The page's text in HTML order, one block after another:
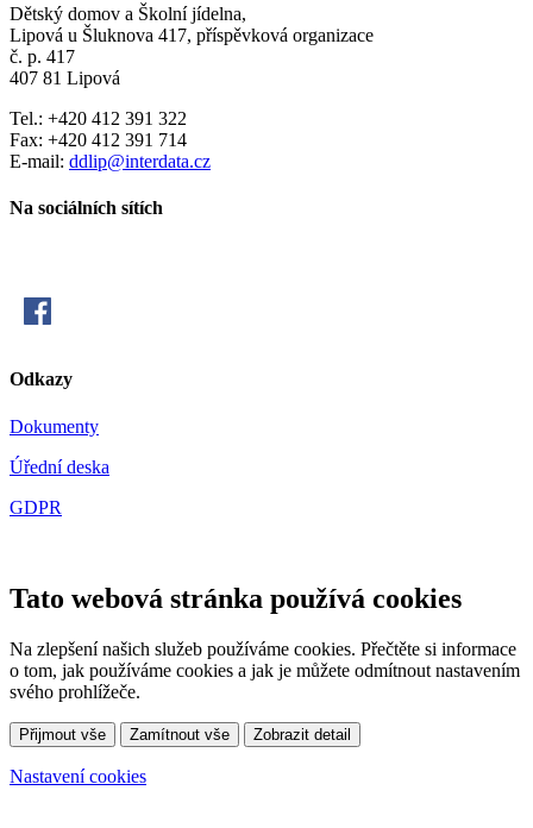
Dětský domov a Školní jídelna,
Lipová u Šluknova 417, příspěvková organizace
č. p. 417
407 81 Lipová
Tel.: +420 412 391 322
Fax: +420 412 391 714
E-mail: ddlip@interdata.cz
Na sociálních sítích
Odkazy
Dokumenty
Úřední deska
GDPR
Tato webová stránka používá cookies
Na zlepšení našich služeb používáme cookies. Přečtěte si informace
o tom, jak používáme cookies a jak je můžete odmítnout nastavením
svého prohlížeče.
Přijmout vše Zamítnout vše Zobrazit detail
Nastavení cookies